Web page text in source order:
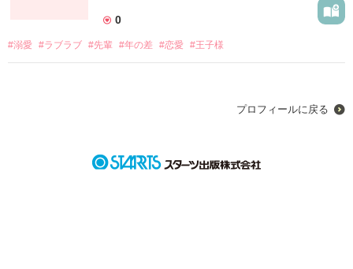
0
#溺愛 #ラブラブ #先輩 #年の差 #恋愛 #王子様
プロフィールに戻る